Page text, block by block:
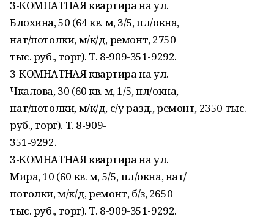
3-КОМНАТНАЯ квартира на ул.
Блохина, 50 (64 кв. м, 3/5, пл/окна,
нат/потолки, м/к/д, ремонт, 2750
тыс. руб., торг). Т. 8-909-351-9292.
3-КОМНАТНАЯ квартира на ул.
Чкалова, 30 (60 кв. м, 1/5, пл/окна,
нат/потолки, м/к/д, с/у разд., ремонт, 2350 тыс.
руб., торг). Т. 8-909-
351-9292.
3-КОМНАТНАЯ квартира на ул.
Мира, 10 (60 кв. м, 5/5, пл/окна, нат/
потолки, м/к/д, ремонт, б/з, 2650
тыс. руб., торг). Т. 8-909-351-9292.